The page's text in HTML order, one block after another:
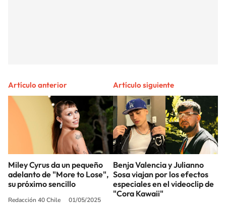
Artículo anterior
Miley Cyrus da un pequeño
adelanto de "More to Lose",
su próximo sencillo
Redacción 40 Chile 01/05/2025
Artículo siguiente
Benja Valencia y Julianno
Sosa viajan por los efectos
especiales en el videoclip de
"Cora Kawaii"